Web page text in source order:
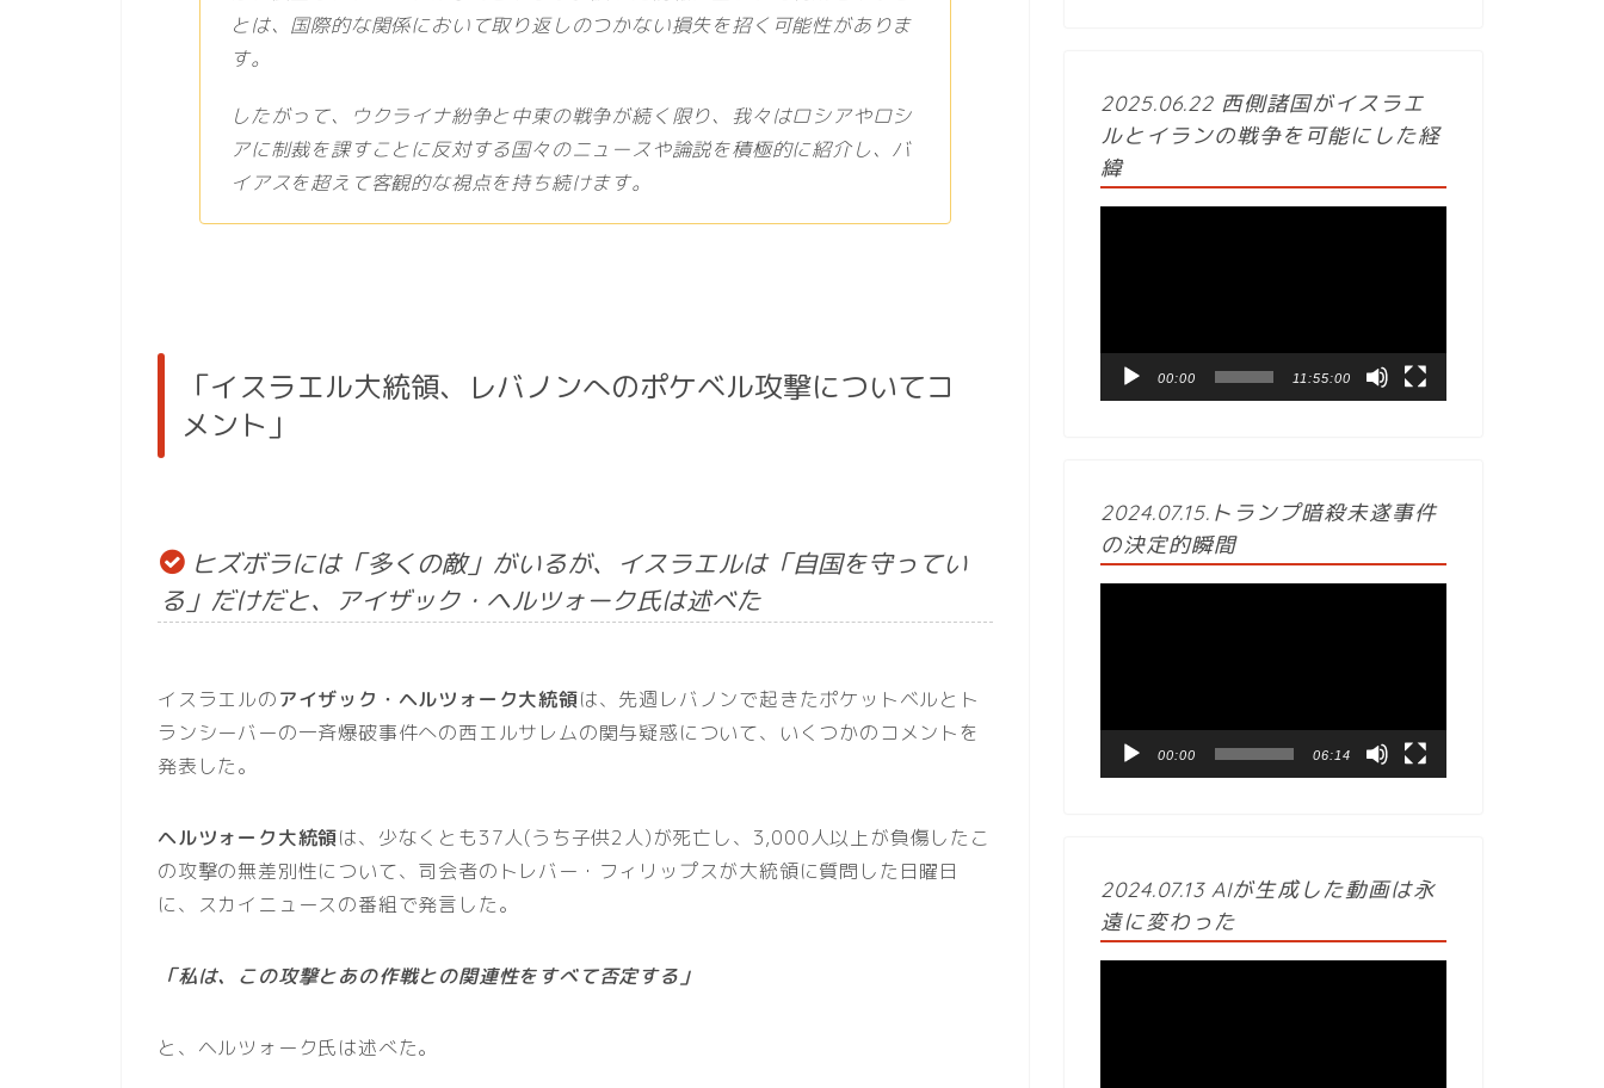
とは、国際的な関係において取り返しのつかない損失を招く可能性がありま
す。
したがって、ウクライナ紛争と中東の戦争が続く限り、我々はロシアやロシ
アに制裁を課すことに反対する国々のニュースや論説を積極的に紹介し、バ
イアスを超えて客観的な視点を持ち続けます。
「イスラエル大統領、レバノンへのポケベル攻撃についてコ
メント」
ヒズボラには「多くの敵」がいるが、イスラエルは「自国を守ってい
る」だけだと、アイザック・ヘルツォーク氏は述べた
イスラエルのアイザック・ヘルツォーク大統領は、先週レバノンで起きたポケットベルとト
ランシーバーの一斉爆破事件への西エルサレムの関与疑惑について、いくつかのコメントを
発表した。
ヘルツォーク大統領は、少なくとも37人(うち子供2人)が死亡し、3,000人以上が負傷したこ
の攻撃の無差別性について、司会者のトレバー・フィリップスが大統領に質問した日曜日
に、スカイニュースの番組で発言した。
「私は、この攻撃とあの作戦との関連性をすべて否定する」
と、ヘルツォーク氏は述べた。
2025.06.22 西側諸国がイスラエ
ルとイランの戦争を可能にした経
緯
ヤ
00:00 11:55:00
2024.07.15.トランプ暗殺未遂事件
の決定的瞬間
ヤ
00:00 06:14
2024.07.13 AIが生成した動画は永
遠に変わった